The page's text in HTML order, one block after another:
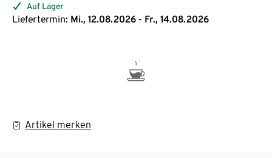
Auf Lager
Liefertermin: Mi., 12.08.2026 - Fr., 14.08.2026
Artikel merken